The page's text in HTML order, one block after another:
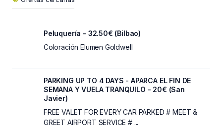
Peluquería - 32.50€ (Bilbao)
Coloración Elumen Goldwell
PARKING UP TO 4 DAYS - APARCA EL FIN DE
SEMANA Y VUELA TRANQUILO - 20€ (San
Javier)
FREE VALET FOR EVERY CAR PARKED # MEET &
GREET AIRPORT SERVICE # ...